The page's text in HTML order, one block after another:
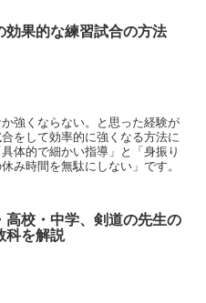
効果的な練習試合の方法
強くならない。と思った経験が
をして効率的に強くなる方法に
体的で細かい指導」と「身振り
み時間を無駄にしない」です。
高校・中学、剣道の先生の
科を解説